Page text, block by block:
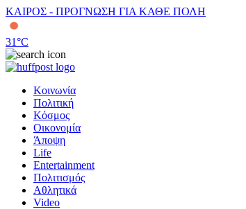
ΚΑΙΡΟΣ - ΠΡΟΓΝΩΣΗ ΓΙΑ ΚΑΘΕ ΠΟΛΗ
31°C
Κοινωνία
Πολιτική
Κόσμος
Οικονομία
Άποψη
Life
Entertainment
Πολιτισμός
Αθλητικά
Video